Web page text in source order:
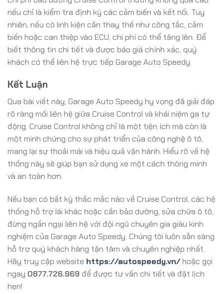
nếu chỉ là kiểm tra định kỳ các cảm biến và kết nối. Tuy
nhiên, nếu có linh kiện cần thay thế như công tắc, cảm
biến hoặc can thiệp vào ECU, chi phí có thể tăng lên. Để
biết thông tin chi tiết và được báo giá chính xác, quý
khách có thể liên hệ trực tiếp Garage Auto Speedy.
Kết Luận
Qua bài viết này, Garage Auto Speedy hy vọng đã giải đáp
rõ ràng mối liên hệ giữa Cruise Control và khái niệm ga tự
động. Cruise Control không chỉ là một tiện ích mà còn là
một minh chứng cho sự phát triển của công nghệ ô tô,
mang lại sự thoải mái và hiệu quả vận hành. Hiểu rõ về hệ
thống này sẽ giúp bạn sử dụng xe một cách thông minh
và an toàn hơn.
Nếu bạn có bất kỳ thắc mắc nào về Cruise Control, các hệ
thống hỗ trợ lái khác hoặc cần bảo dưỡng, sửa chữa ô tô,
đừng ngần ngại liên hệ với đội ngũ chuyên gia giàu kinh
nghiệm của Garage Auto Speedy. Chúng tôi luôn sẵn sàng
hỗ trợ quý khách hàng tận tâm và chuyên nghiệp nhất.
Hãy truy cập website https://autospeedy.vn/hoặc gọi
ngay 0877.726.969 để được tư vấn chi tiết và đặt lịch
hẹn!